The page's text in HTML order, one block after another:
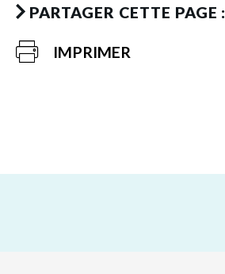
PARTAGER CETTE PAGE :
IMPRIMER